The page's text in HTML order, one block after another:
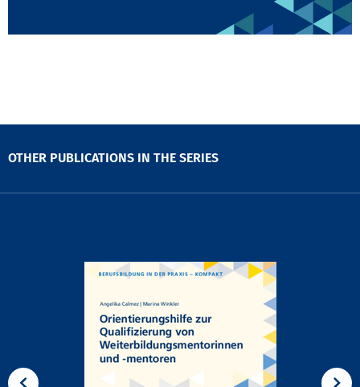
OTHER PUBLICATIONS IN THE SERIES